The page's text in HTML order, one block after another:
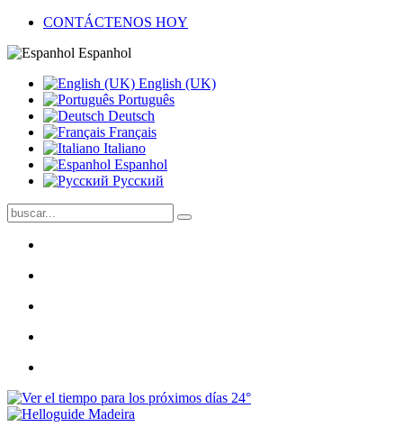
CONTÁCTENOS HOY
Espanhol
English (UK)
Português
Deutsch
Français
Italiano
Espanhol
Pусский
24°